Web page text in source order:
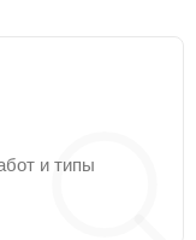
и типы